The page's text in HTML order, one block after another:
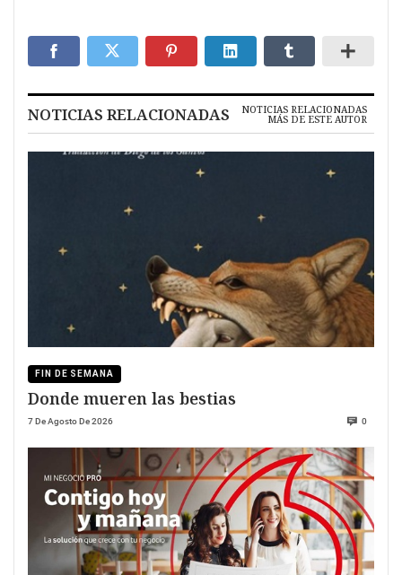
NOTICIAS RELACIONADAS NOTICIAS RELACIONADAS
MÁS DE ESTE AUTOR
FIN DE SEMANA
Donde mueren las bestias
7 De Agosto De 2026 0